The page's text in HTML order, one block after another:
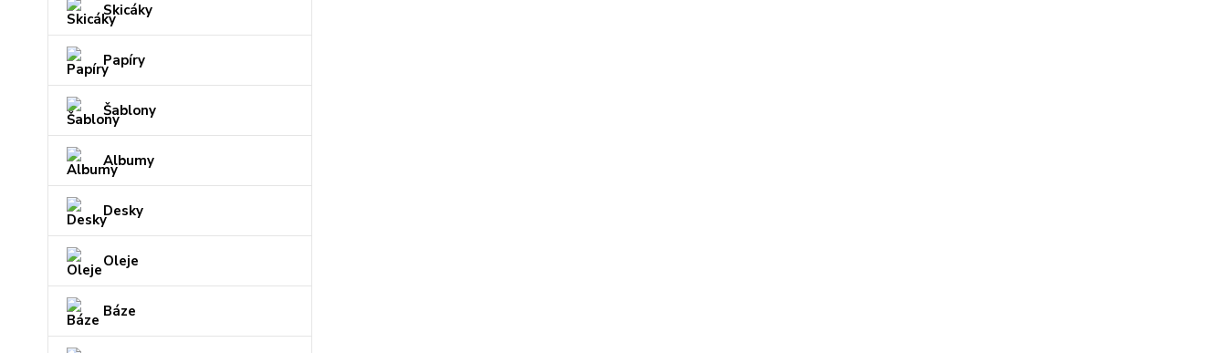
Skicáky
Papíry
Šablony
Albumy
Desky
Oleje
Báze